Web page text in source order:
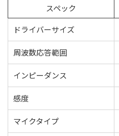
スペック
ドライバーサイズ
周波数応答範囲
インピーダンス
感度
マイクタイプ